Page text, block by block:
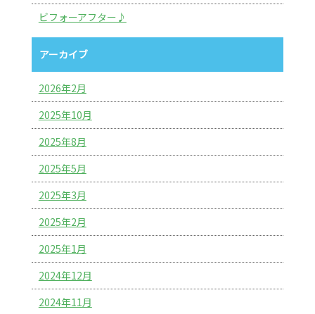
ビフォーアフター♪
アーカイブ
2026年2月
2025年10月
2025年8月
2025年5月
2025年3月
2025年2月
2025年1月
2024年12月
2024年11月